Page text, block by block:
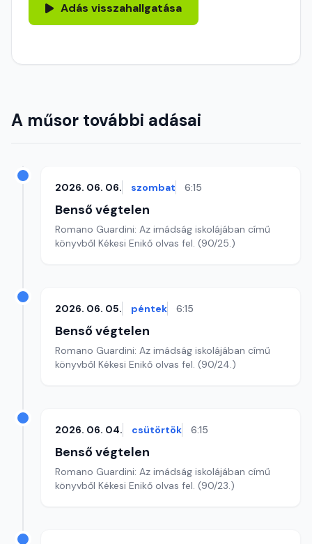
Adás visszahallgatása
A műsor további adásai
2026. 06. 06. szombat 6:15
Benső végtelen
Romano Guardini: Az imádság iskolájában című
könyvből Kékesi Enikő olvas fel. (90/25.)
2026. 06. 05. péntek 6:15
Benső végtelen
Romano Guardini: Az imádság iskolájában című
könyvből Kékesi Enikő olvas fel. (90/24.)
2026. 06. 04. csütörtök 6:15
Benső végtelen
Romano Guardini: Az imádság iskolájában című
könyvből Kékesi Enikő olvas fel. (90/23.)